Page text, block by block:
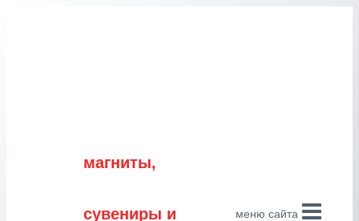
магниты,
сувениры и меню сайта